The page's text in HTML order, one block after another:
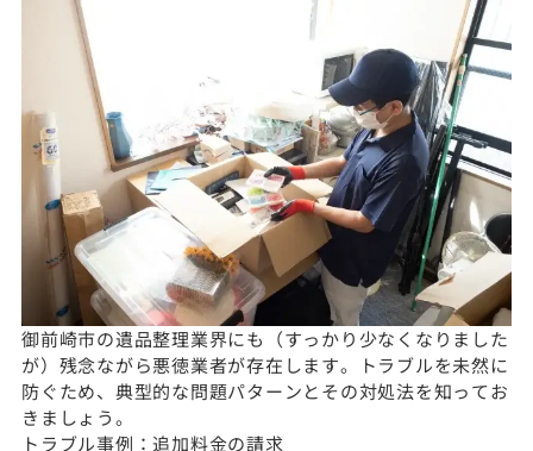
御前崎市の遺品整理業界にも（すっかり少なくなりました
が）残念ながら悪徳業者が存在します。トラブルを未然に
防ぐため、典型的な問題パターンとその対処法を知ってお
きましょう。
トラブル事例：追加料金の請求